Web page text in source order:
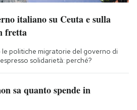
italiano su Ceuta e sulla
fretta
politiche migratorie del governo di
solidarietà: perché?
sa quanto spende in